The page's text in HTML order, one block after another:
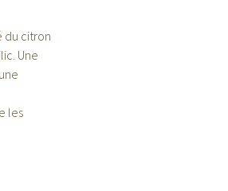
du citron
Une
les